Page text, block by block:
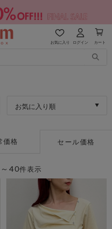
お気に入り ログイン カート
お気に入り順
価格 セール価格
40件表示